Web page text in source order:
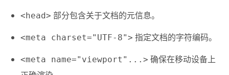
<head> 部分包含关于文档的元信息。
<meta charset="UTF-8"> 指定文档的字符编码。
<meta name="viewport"...> 确保在移动设备上